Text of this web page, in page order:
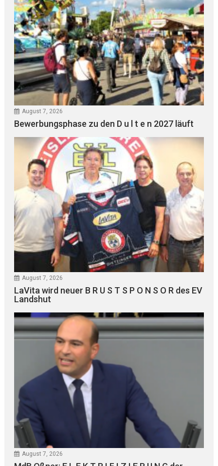
August 7, 2026
Bewerbungsphase zu den D u l t e n 2027 läuft
August 7, 2026
LaVita wird neuer B R U S T S P O N S O R des EV
Landshut
August 7, 2026